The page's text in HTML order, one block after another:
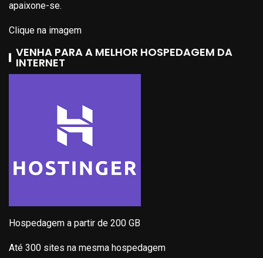
apaixone-se.
Clique na imagem
VENHA PARA A MELHOR HOSPEDAGEM DA
INTERNET
Hospedagem a partir de 200 GB
Até 300 sites na mesma hospedagem